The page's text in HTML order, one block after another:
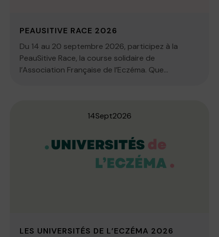
PEAUSITIVE RACE 2026
Du 14 au 20 septembre 2026, participez à la
PeauSitive Race, la course solidaire de
l’Association Française de l’Eczéma. Que...
14Sept2026
LES UNIVERSITÉS DE L’ECZÉMA 2026